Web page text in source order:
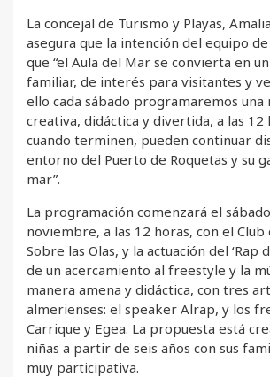
La concejal de Turismo y Playas,
asegura que la intención del equipo
que “el Aula del Mar se convierta en
familiar, de interés para visitantes y
ello cada sábado programaremos una
creativa, didáctica y divertida, a las 12
cuando terminen, pueden continuar
entorno del Puerto de Roquetas y su
mar”.
La programación comenzará el
noviembre, a las 12 horas, con el Club
Sobre las Olas, y la actuación del ‘Rap
de un acercamiento al freestyle y la
manera amena y didáctica, con tres
almerienses: el speaker Alrap, y los
Carrique y Egea. La propuesta está
niñas a partir de seis años con sus
muy participativa.